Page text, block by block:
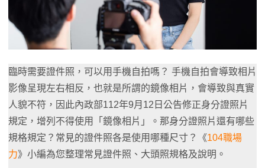
臨時需要證件照，可以用手機自拍嗎？ 手機自拍會導致相片
影像呈現左右相反，也就是所謂的鏡像相片，會導致與真實
人貌不符，因此內政部112年9月12日公告修正身分證照片
規定，增列不得使用「鏡像相片」。那身分證照片還有哪些
規格規定？常見的證件照各是使用哪種尺寸？《104職場
力》小編為您整理常見證件照、大頭照規格及說明。